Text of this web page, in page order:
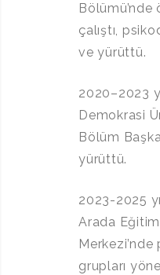
çalıştı,
ve yürüttü.
2020–2023
Demokrasi
Bölüm
yürüttü.
2023-2025
Arada Eğitim
grupları